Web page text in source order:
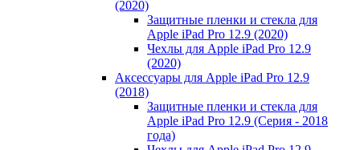
(2020)
Защитные пленки и стекла для
Apple iPad Pro 12.9 (2020)
Чехлы для Apple iPad Pro 12.9
(2020)
Аксессуары для Apple iPad Pro 12.9
(2018)
Защитные пленки и стекла для
Apple iPad Pro 12.9 (Серия - 2018
года)